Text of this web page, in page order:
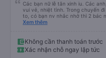
Các bạn nữ lễ tân xinh iu. Các
vui vẻ, nhiệt tình. Trong chuyến đi của mình có 2 gia đình bác lớn tuổi nc khá
to, có bạn nv nhắc nhở thì 2 bác
xấu thì mình ngược lại nha. Bạn
bạn ấy nha. Nếu bạn ấy bị trừ thì
trợ ạ. Số mình đuôi 666, chuyến
iu còn đổi cho mình phòng đơn
Xem thêm
Không cần thanh toán trước
Xác nhận chỗ ngay lập tức